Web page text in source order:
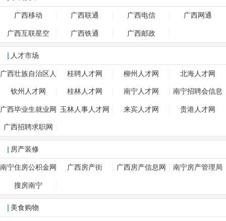
广西移动 广西联通 广西电信 广西网通
广西互联星空 广西铁通 广西邮政
人才市场
广西壮族自治区人
事厅
桂聘人才网 柳州人才网 北海人才网
钦州人才网 桂林人才网 南宁人才网 南宁招聘会信息
广西毕业生就业网 玉林人事人才网 来宾人才网 贵港人才网
广西招聘求职网
房产装修
南宁住房公积金网 广西房产街 广西房产信息网 南宁房产管理局
搜房南宁
美食购物